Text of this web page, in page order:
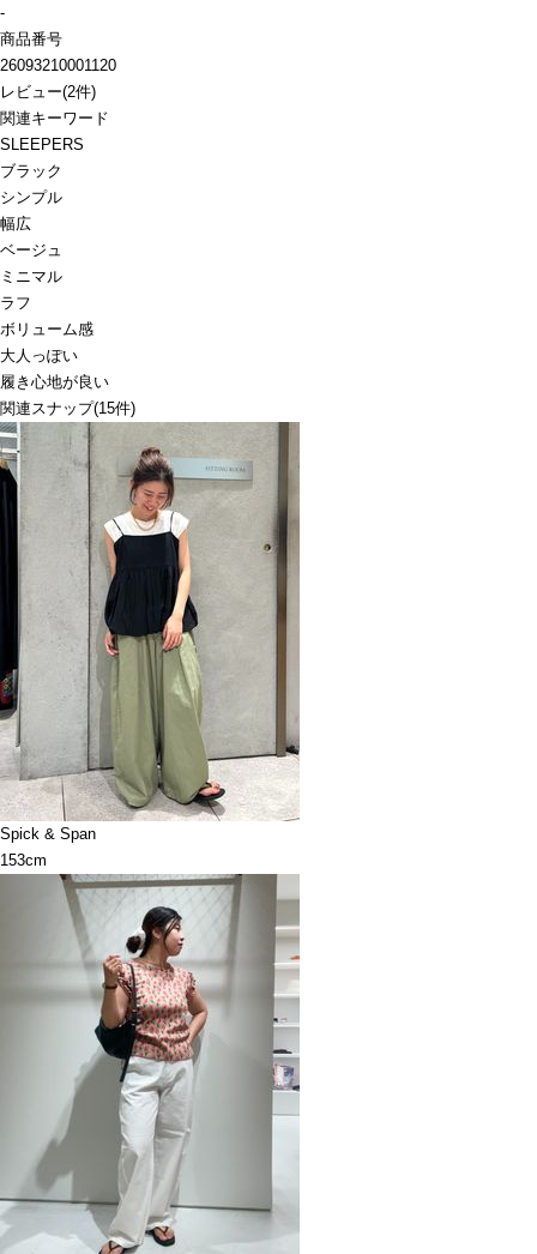
-
商品番号
26093210001120
レビュー(2件)
関連キーワード
SLEEPERS
ブラック
シンプル
幅広
ベージュ
ミニマル
ラフ
ボリューム感
大人っぽい
履き心地が良い
関連スナップ(15件)
Spick & Span
153cm